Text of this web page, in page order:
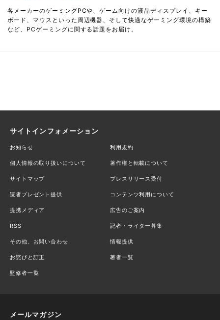
各メーカーのゲーミングPCや、ゲーム向けの液晶ディスプレイ、キー
ボード、マウスといった周辺機器、そして快適なゲーミング環境の構築
など、PCゲーミングに関する話題をお届け。
サイトインフォメーション
お知らせ 利用規約
個人情報の取り扱いについて 著作権と転載について
サイトマップ プレスリリース受付
読者プレゼント提供 コンテンツ利用について
提携メディア 広告のご案内
RSS 記者・ライター募集
その他、お問い合わせ 情報提供
お詫びと訂正 著者一覧
監修者一覧
メールマガジン